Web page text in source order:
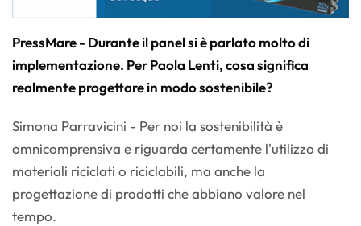
PressMare - Durante il panel si è parlato molto di
implementazione. Per Paola Lenti, cosa significa
realmente progettare in modo sostenibile?
Simona Parravicini - Per noi la sostenibilità è
omnicomprensiva e riguarda certamente l'utilizzo di
materiali riciclati o riciclabili, ma anche la
progettazione di prodotti che abbiano valore nel
tempo.